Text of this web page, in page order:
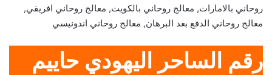
روحاني بالامارات, معالج روحاني بالكويت, معالج روحاني افريقي,
معالج روحاني الدفع بعد البرهان, معالج روحاني اندونيسي
رقم الساحر اليهودي حاييم